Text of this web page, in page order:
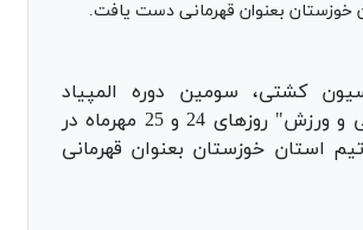
خوزستان بعنوان قهرمانی دست یافت.
کشتی، سومین دوره المپیاد
استعدادهای برتر کشتی فرنگی نونهالان "گرامیداشت هفته تربیت بدنی و ورزش" روزهای 24 و 25 مهرماه در
استان خوزستان بعنوان قهرمانی